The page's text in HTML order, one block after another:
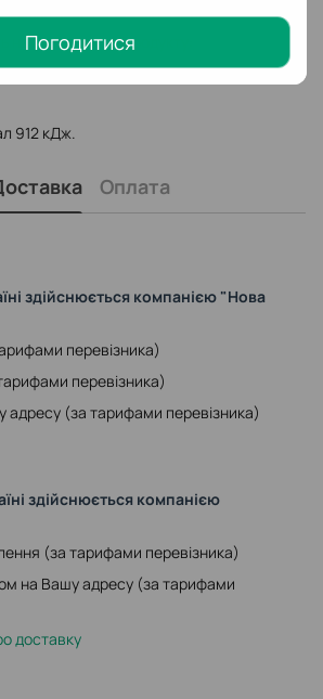
Погодитися
на 100 г сухого продукту:
912 кДж.
Оплата
здійснюється компанією "Нова
перевізника)
перевізника)
адресу (за тарифами перевізника)
здійснюється компанією
(за тарифами перевізника)
на Вашу адресу (за тарифами
доставку